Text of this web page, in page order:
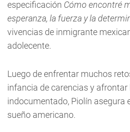
especificación Cómo encontré
esperanza, la fuerza y la
vivencias de inmigrante
adolecente.
Luego de enfrentar muchos
infancia de carencias y afrontar
indocumentado, Piolín asegura
sueño americano.